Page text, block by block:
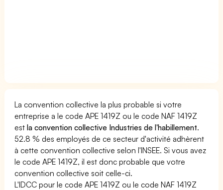
La convention collective la plus probable si votre
entreprise a le code APE 1419Z ou le code NAF 1419Z
estla convention collective Industries de l'habillement.
52.8 % des employés de ce secteur d'activité adhèrent
à cette convention collective selon l'INSEE. Si vous avez
le code APE 1419Z, il est donc probable que votre
convention collective soit celle-ci.
L'IDCC pour le code APE 1419Z ou le code NAF 1419Z